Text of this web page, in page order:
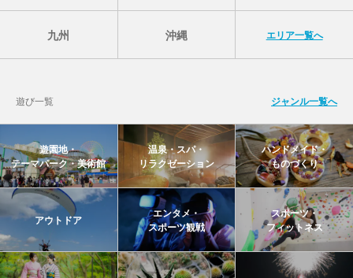
九州 沖縄 エリア一覧へ
遊び一覧 ジャンル一覧へ
遊園地・
テーマパーク・美術館
温泉・スパ・
リラクゼーション
ハンドメイド・
ものづくり
アウトドア
エンタメ・
スポーツ観戦
スポーツ・
フィットネス